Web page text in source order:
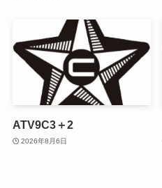
ATV9C3＋2
2026年8月6日